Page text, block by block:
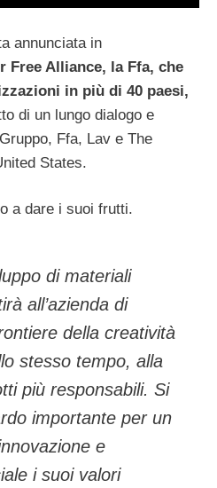
annunciata in
Free Alliance, la Ffa, che
in più di 40 paesi,
di un lungo dialogo e
Ffa, Lav e The
States.
a dare i suoi frutti.
di materiali
all’azienda di
della creatività
stesso tempo, alla
più responsabili. Si
importante per un
e
i suoi valori